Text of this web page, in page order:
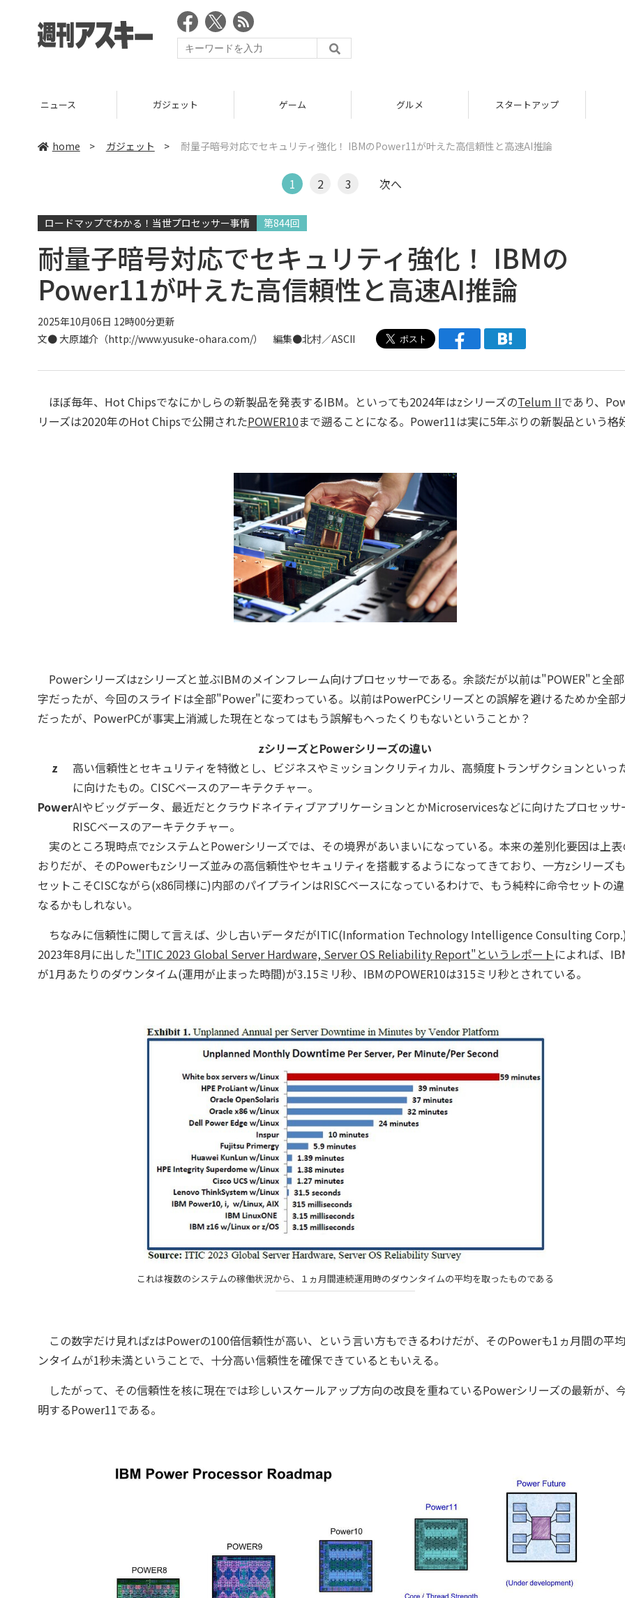
スタートアップ
home > ガジェット > 耐量子暗号対応でセキュリティ強化！ IBMのPower11が叶えた高信頼性と高速AI推論
1 2 3 次へ
ロードマップでわかる！当世プロセッサー事情 第844回
耐量子暗号対応でセキュリティ強化！ IBMの
Power11が叶えた高信頼性と高速AI推論
2025年10月06日 12時00分更新
文●大原雄介（http://www.yusuke-ohara.com/） 編集●北村／ASCII
ほぼ毎年、Hot Chipsでなにかしらの新製品を発表するIBM。といっても2024年はzシリーズのTelum IIであり、
リーズは2020年のHot Chipsで公開されたPOWER10まで遡ることになる。Power11は実に5年ぶりの新製品という格
Powerシリーズはzシリーズと並ぶIBMのメインフレーム向けプロセッサーである。余談だが以前は"POWER"と全
字だったが、今回のスライドは全部"Power"に変わっている。以前はPowerPCシリーズとの誤解を避けるためか全部
だったが、PowerPCが事実上消滅した現在となってはもう誤解もへったくりもないということか？
zシリーズとPowerシリーズの違い
z
高い信頼性とセキュリティを特徴とし、ビジネスやミッションクリティカル、高頻度トランザクションといっ
に向けたもの。CISCベースのアーキテクチャー。
PowerAIやビッグデータ、最近だとクラウドネイティブアプリケーションとかMicroservicesなどに向けたプロセッサ
RISCベースのアーキテクチャー。
実のところ現時点でzシステムとPowerシリーズでは、その境界があいまいになっている。本来の差別化要因は上
おりだが、そのPowerもzシリーズ並みの高信頼性やセキュリティを搭載するようになってきており、一方zシリーズ
セットこそCISCながら(x86同様に)内部のパイプラインはRISCベースになっているわけで、もう純粋に命令セットの
なるかもしれない。
ちなみに信頼性に関して言えば、少し古いデータだがITIC(Information Technology Intelligence Consulting
2023年8月に出した"ITIC 2023 Global Server Hardware, Server OS Reliability Report"というレポートによれば、
が1月あたりのダウンタイム(運用が止まった時間)が3.15ミリ秒、IBMのPOWER10は315ミリ秒とされている。
これは複数のシステムの稼働状況から、１ヵ月間連続運用時のダウンタイムの平均を取ったものである
この数字だけ見ればzはPowerの100倍信頼性が高い、という言い方もできるわけだが、そのPowerも1ヵ月間の平
ンタイムが1秒未満ということで、十分高い信頼性を確保できているともいえる。
したがって、その信頼性を核に現在では珍しいスケールアップ方向の改良を重ねているPowerシリーズの最新が、
明するPower11である。